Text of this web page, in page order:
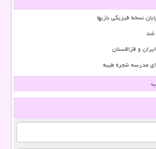
نسخه فیزیکی بازیها
شد
و قزاقستان
مدرسه شجره طیبه